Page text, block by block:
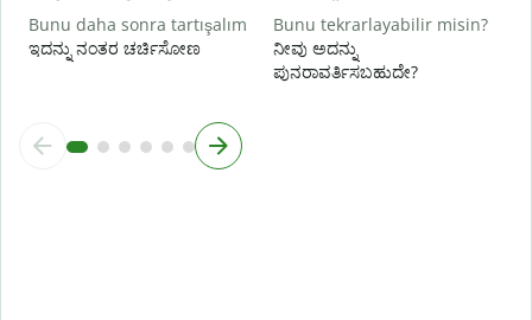
Bunu daha sonra tartışalım
ಇದನ್ನು ನಂತರ ಚರ್ಚಿಸೋಣ
Bunu tekrarlayabilir misin?
ನೀವು ಅದನ್ನು
ಪುನರಾವರ್ತಿಸಬಹುದೇ?